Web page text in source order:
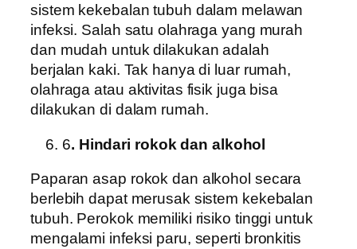
sistem kekebalan tubuh dalam melawan
infeksi. Salah satu olahraga yang murah
dan mudah untuk dilakukan adalah
berjalan kaki. Tak hanya di luar rumah,
olahraga atau aktivitas fisik juga bisa
dilakukan di dalam rumah.
6. Hindari rokok dan alkohol
Paparan asap rokok dan alkohol secara
berlebih dapat merusak sistem kekebalan
tubuh. Perokok memiliki risiko tinggi untuk
mengalami infeksi paru, seperti bronkitis